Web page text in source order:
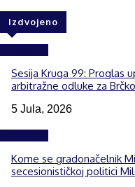
Izdvojeno
Sesija Kruga 99: Proglas
arbitražne odluke za Brčko
5 Jula, 2026
Kome se gradonačelnik
secesionističkoj politici